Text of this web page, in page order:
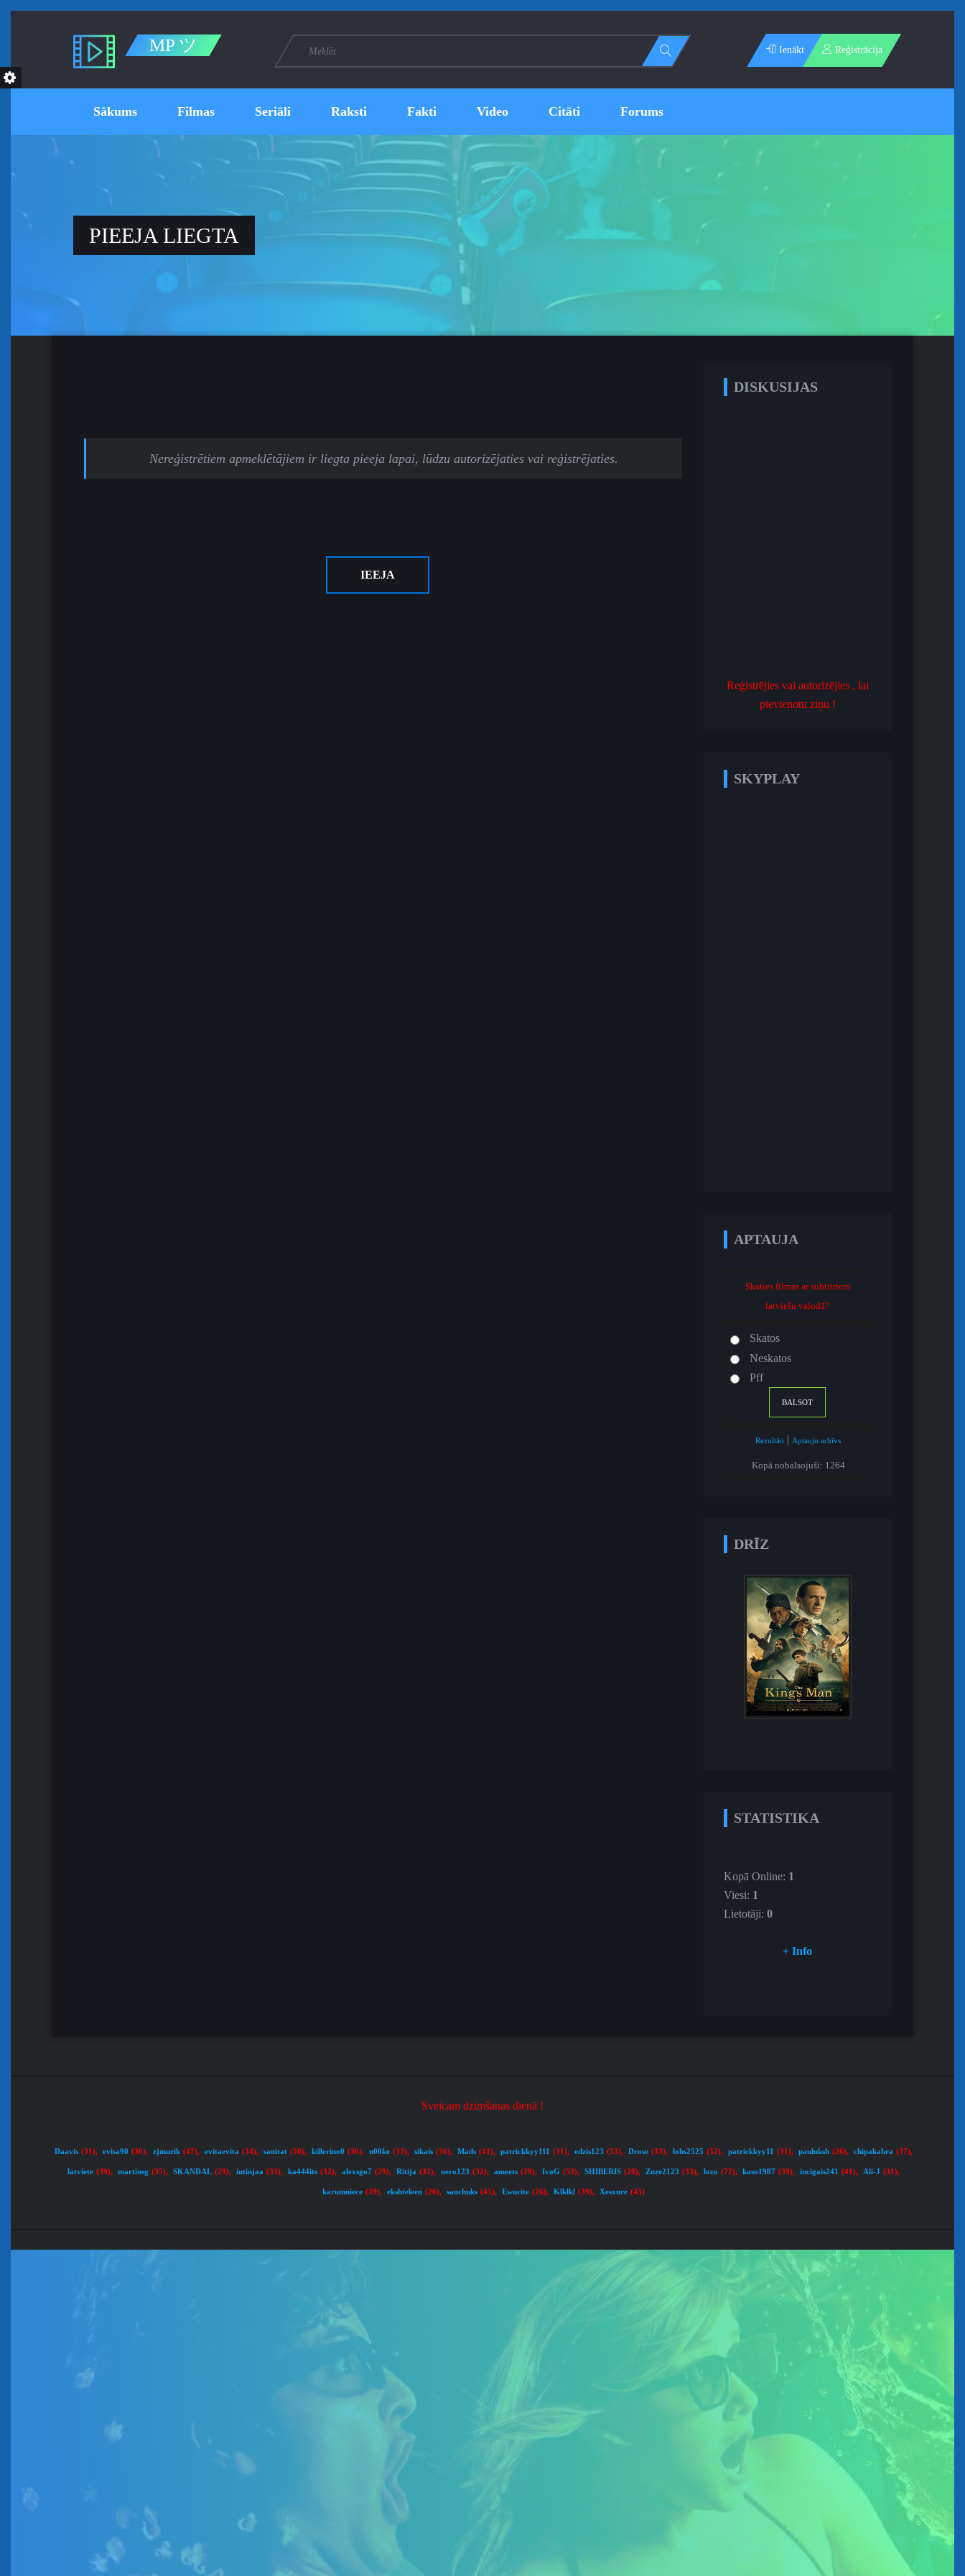
MP ツ Ienākt Reģistrācija
Sākums Filmas Seriāli Raksti Fakti Video Citāti Forums
PIEEJA LIEGTA
Nereģistrētiem apmeklētājiem ir liegta pieeja lapai, lūdzu autorizējaties vai reģistrējaties.
IEEJA
DISKUSIJAS
Reģistrējies vai autorizējies , lai
pievienotu ziņu !
SKYPLAY
APTAUJA
Skaties filmas ar subtitriem
latviešu valodā?
Skatos
Neskatos
Pff
Rezultāti | Aptauju arhīvs
Kopā nobalsojuši: 1264
DRĪZ
STATISTIKA
Kopā Online: 1
Viesi: 1
Lietotāji: 0
+ Info
Sveicam dzimšanas dienā !
Daavis (31), evisa90 (36), zjmurik (47), evitaevita (34), sanitat (50), killerino0 (36), n00ke (33), sikais (36), Mads (41), patrickkyy111 (31), edzis123 (53), Drose (33), lohs2525 (52), patrickkyy11 (31), pauluksh (26), chipakabra (37),
latviete (39), martinsg (35), SKANDAL (29), intinjaa (33), ka444its (32), alexsgo7 (29), Ritija (32), nero123 (32), ameets (29), IvoG (53), SHIBERIS (28), Zuze2123 (33), lozo (72), kaso1987 (39), incigais241 (41), Ali-J (31),
karumniece (39), ekshteleen (26), sauchuks (45), Ewucite (26), Klklkl (39), Xesxure (45)